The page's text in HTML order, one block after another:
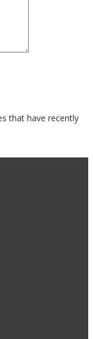
that have recently